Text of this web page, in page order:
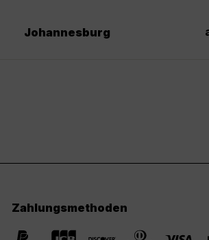
Johannesburg
Zahlungsmethoden